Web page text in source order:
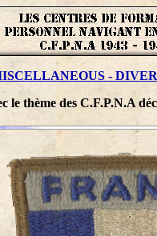
-
le thème des C.F.P.N.A